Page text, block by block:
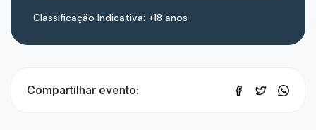
Classificação Indicativa: +18 anos
Compartilhar evento: